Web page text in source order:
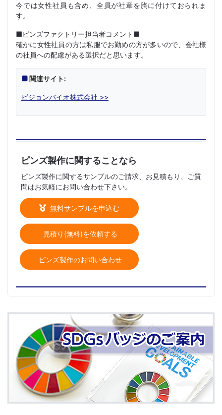
今では女性社員も含め、全員が社章を胸に付けておられま
す。
■ピンズファクトリー担当者コメント■
確かに女性社員の方は私服でお勤めの方が多いので、会社様
の社員への配慮がある選択だと思います。
関連サイト:
ビジョンバイオ株式会社 >>
ピンズ製作に関することなら
ピンズ製作に関するサンプルのご請求、お見積もり、ご質
問はお気軽にお問い合わせ下さい。
無料サンプルを申込む
見積り(無料)を依頼する
ピンズ製作のお問い合わせ